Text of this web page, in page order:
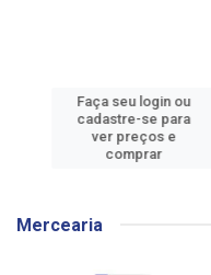
Faça seu login ou
cadastre-se para
ver preços e
comprar
Mercearia